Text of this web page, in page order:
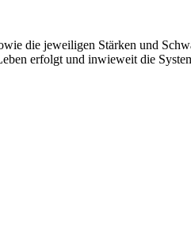
die jeweiligen Stärken und
erfolgt und inwieweit die